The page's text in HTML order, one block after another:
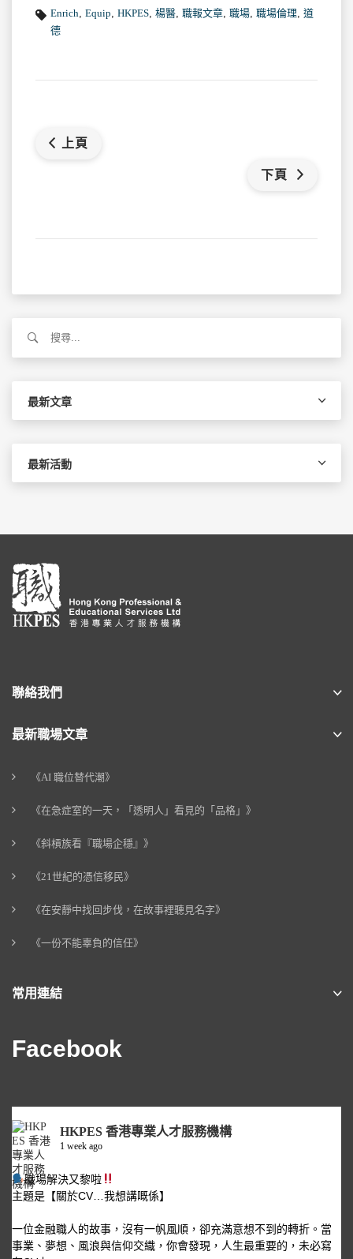
Enrich Equip HKPES 楊醫 職報文章 職場 職場倫理 道
德
上頁
下頁
關
最新文章
最新活動
聯絡我們
最新職場文章
《AI 職位替代潮》
《在急症室的一天，「透明人」看見的「品格」》
《斜槓族看『職場企穩』》
《21世紀的憑信移民》
《在安靜中找回步伐，在故事裡聽見名字》
《一份不能辜負的信任》
常用連結
Facebook
HKPES 香港專業人才服務機構
1 week ago
職場解決又黎啦
主題是【關於CV…我想講嘅係】
一位金融職人的故事，沒有一帆風順，卻充滿意想不到的轉折。當
事業、夢想、風浪與信仰交織，你會發現，人生最重要的，未必寫